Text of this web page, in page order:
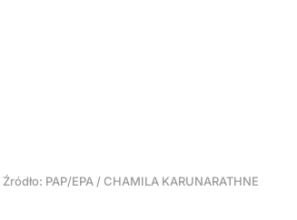
Źródło: PAP/EPA /CHAMILA KARUNARATHNE